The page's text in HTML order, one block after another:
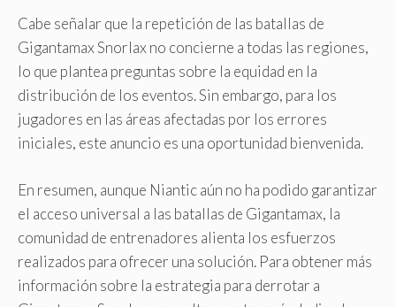
Cabe señalar que la repetición de las batallas de
Gigantamax Snorlax no concierne a todas las regiones,
lo que plantea preguntas sobre la equidad en la
distribución de los eventos. Sin embargo, para los
jugadores en las áreas afectadas por los errores
iniciales, este anuncio es una oportunidad bienvenida.
En resumen, aunque Niantic aún no ha podido garantizar
el acceso universal a las batallas de Gigantamax, la
comunidad de entrenadores alienta los esfuerzos
realizados para ofrecer una solución. Para obtener más
información sobre la estrategia para derrotar a